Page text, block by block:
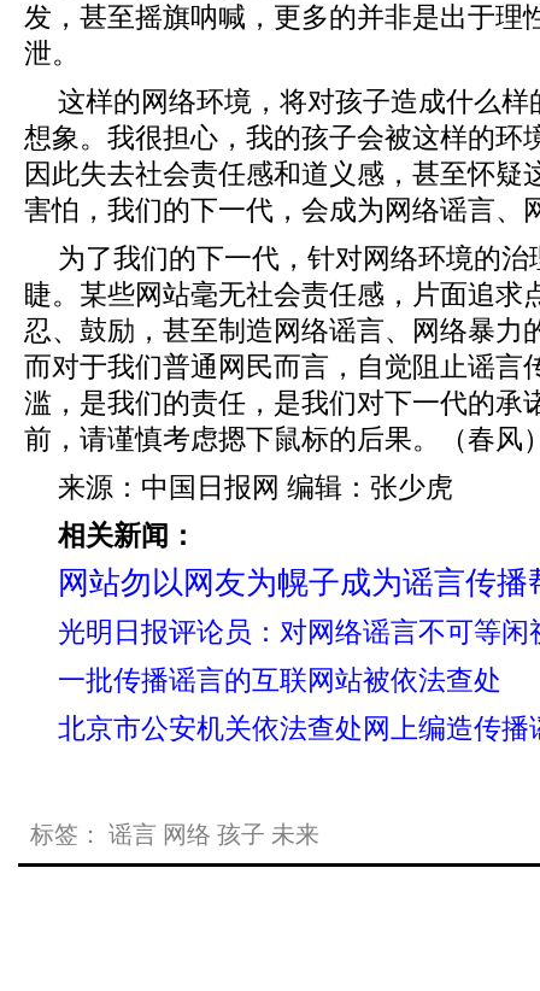
发，甚至摇旗呐喊，更多的并非是出于理
泄。
这样的网络环境，将对孩子造成什么
想象。我很担心，我的孩子会被这样的环
因此失去社会责任感和道义感，甚至怀疑
害怕，我们的下一代，会成为网络谣言、
为了我们的下一代，针对网络环境的
睫。某些网站毫无社会责任感，片面追求
忍、鼓励，甚至制造网络谣言、网络暴力
而对于我们普通网民而言，自觉阻止谣言
滥，是我们的责任，是我们对下一代的承
前，请谨慎考虑摁下鼠标的后果。（春风
来源：中国日报网 编辑：张少虎
相关新闻：
网站勿以网友为幌子成为谣言传播
光明日报评论员：对网络谣言不可等闲
一批传播谣言的互联网站被依法查处
北京市公安机关依法查处网上编造传播
标签： 谣言 网络 孩子 未来